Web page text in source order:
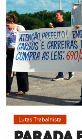
Lutas Trabalhista